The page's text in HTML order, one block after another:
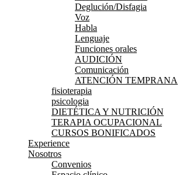
Deglución/Disfagia
Voz
Habla
Lenguaje
Funciones orales
AUDICIÓN
Comunicación
ATENCIÓN TEMPRANA
fisioterapia
psicologia
DIETÉTICA Y NUTRICIÓN
TERAPIA OCUPACIONAL
CURSOS BONIFICADOS
Experience
Nosotros
Convenios